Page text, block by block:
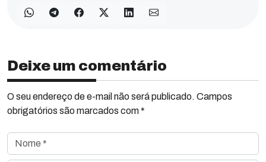
Deixe um comentário
O seu endereço de e-mail não será publicado. Campos
obrigatórios são marcados com *
Nome *